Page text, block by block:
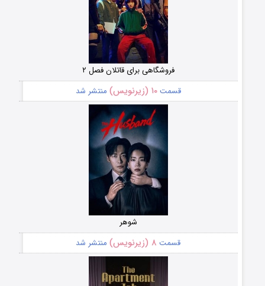
فروشگاهی برای قاتلان فصل ۲
قسمت۱۰ (زیرنویس) منتشر شد
شوهر
قسمت ۸ (زیرنویس) منتشر شد